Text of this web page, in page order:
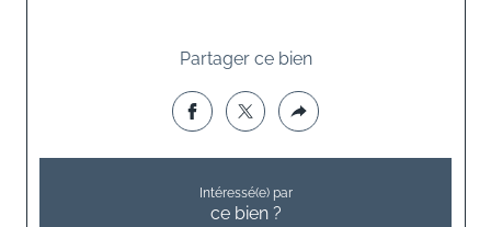
Partager ce bien
Intéressé(e) par
ce bien ?